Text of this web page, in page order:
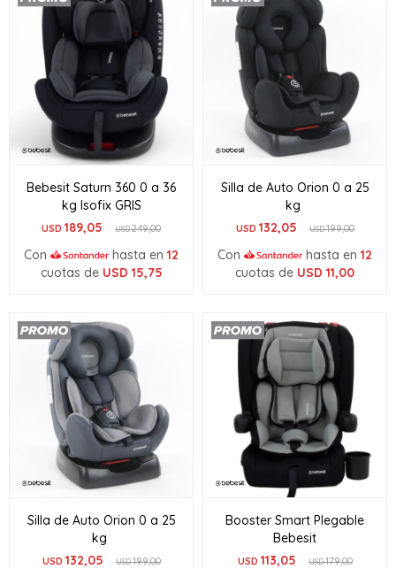
Bebesit Saturn 360 0 a 36
kg Isofix GRIS
USD 189,05 USD249,00
Con hasta en 12
cuotas de USD 15,75
Silla de Auto Orion 0 a 25
kg
USD 132,05 USD199,00
Con hasta en 12
cuotas de USD 11,00
Silla de Auto Orion 0 a 25
kg
USD 132,05 USD199,00
Booster Smart Plegable
Bebesit
USD 113,05 USD179,00